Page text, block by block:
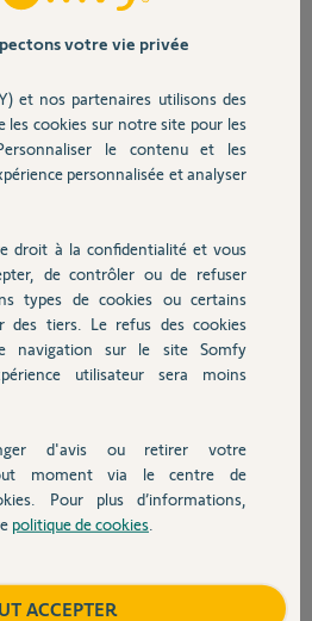
pour activer le mode
afin de pouvoir le connecter via
au fil de discussion
a environ 2 ans
votre vie privée
et nos partenaires utilisons des
les cookies sur notre site pour les
le contenu et les
personnalisée et analyser
droit à la confidentialité et vous
de contrôler ou de refuser
types de cookies ou certains
des tiers. Le refus des cookies
navigation sur le site Somfy
utilisateur sera moins
d'avis ou retirer votre
moment via le centre de
Pour plus d’informations,
politique de cookies
ACCEPTER